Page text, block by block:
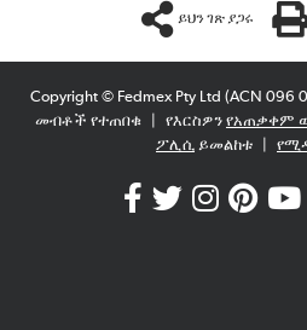
ይህን ገጽ ያጋሩ
Copyright © Fedmex Pty Ltd (ACN 096
መብቶች የተጠበቁ
የእርስዎን የአጠቃቀም
ፖሊሲ ይመልከቱ